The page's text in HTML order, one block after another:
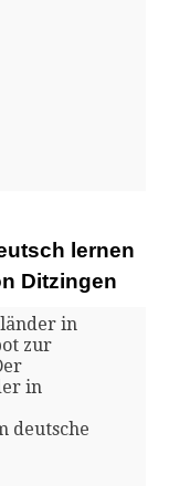
lernen
Ditzingen
in
zur
in
deutsche